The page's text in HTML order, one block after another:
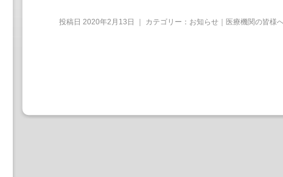
投稿日 2020年2月13日 ｜ カテゴリー： お知らせ｜医療機関の皆様